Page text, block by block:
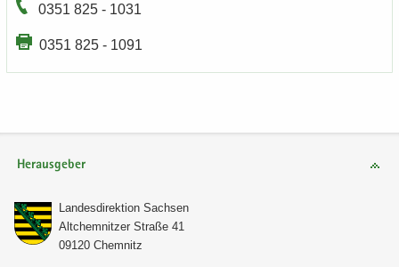
0351 825 - 1031
0351 825 - 1091
Herausgeber
Lan­des­di­rek­ti­on Sach­sen
Alt­chem­nit­zer Stra­ße 41
09120 Chem­nitz